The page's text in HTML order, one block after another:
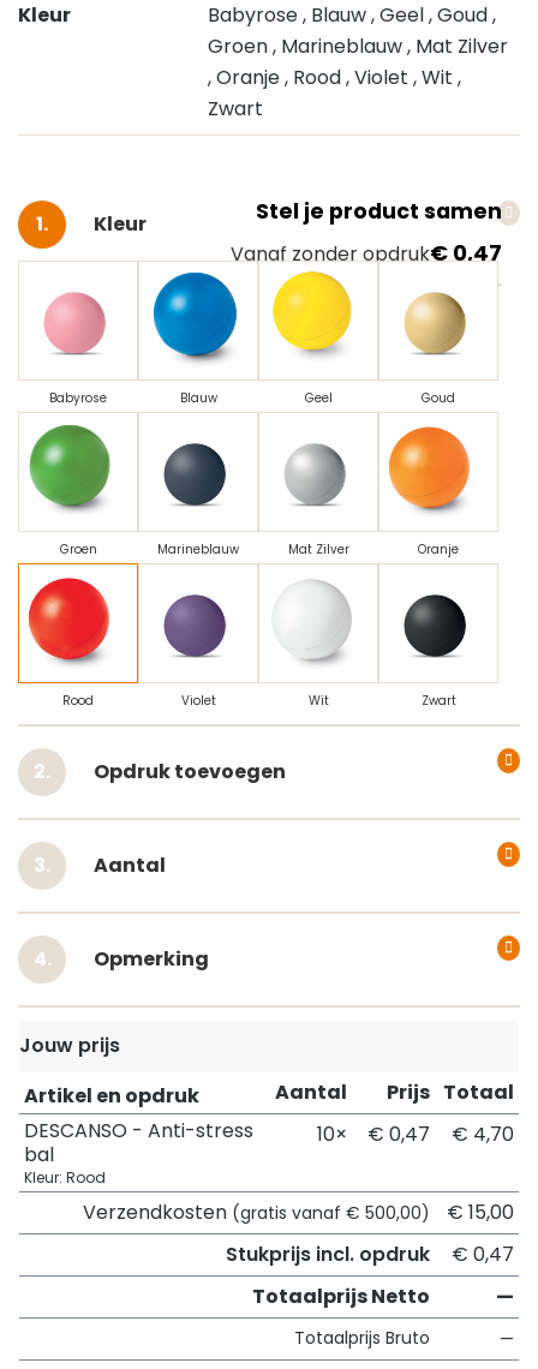
Kleur
Babyrose, Blauw, Geel, Goud,
Groen, Marineblauw, Mat Zilver
, Oranje, Rood, Violet , Wit ,
Zwart
Stel je product samen
Vanaf zonder opdruk€ 0,47
Selecteer
Kleur
Babyrose Blauw Geel Goud
Groen Marineblauw Mat Zilver Oranje
Rood Violet Wit Zwart
Opdruk toevoegen
Aantal
Opmerking
Jouw prijs
Artikel en opdruk
Aantal Prijs Totaal
DESCANSO - Anti-stress
bal
Kleur: Rood
10× € 0,47 € 4,70
Verzendkosten (gratis vanaf € 500,00)
€ 15,00
Stukprijs incl. opdruk
€ 0,47
Totaalprijs Netto
—
Totaalprijs Bruto —